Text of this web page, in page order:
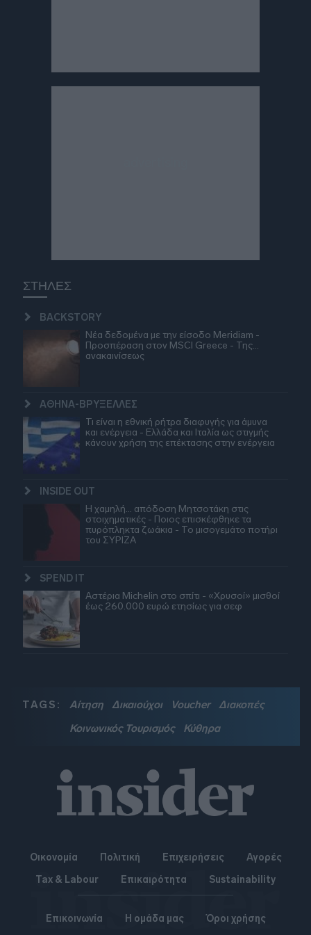
ΣΤΗΛΕΣ
BACKSTORY
Νέα δεδομένα με την είσοδο Meridiam -
Προσπέραση στον MSCI Greece - Της…
ανακαινίσεως
ΑΘΗΝΑ-ΒΡΥΞΕΛΛΕΣ
Τι είναι η εθνική ρήτρα διαφυγής για άμυνα
και ενέργεια - Ελλάδα και Ιταλία ως στιγμής
κάνουν χρήση της επέκτασης στην ενέργεια
INSIDE OUT
Η χαμηλή… απόδοση Μητσοτάκη στις
στοιχηματικές - Ποιος επισκέφθηκε τα
πυρόπληκτα ζωάκια - Το μισογεμάτο ποτήρι
του ΣΥΡΙΖΑ
SPEND IT
Αστέρια Michelin στο σπίτι - «Χρυσοί» μισθοί
έως 260.000 ευρώ ετησίως για σεφ
TAGS: Αίτηση Δικαιούχοι Voucher
Διακοπές
Κοινωνικός Τουρισμός
Κύθηρα
Οικονομία Πολιτική Επιχειρήσεις
Αγορές
Tax & Labour
Επικαιρότητα Sustainability
Επικοινωνία Η ομάδα μας
Όροι χρήσης